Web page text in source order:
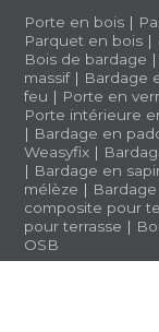
Porte en bois |
Parquet en bois |
Bois de bardage |
massif| Bardage
feu | Porte en
Porte intérieure
| Bardage en
Weasyfix |
| Bardage en
mélèze |
composite pour
pour terrasse |
OSB